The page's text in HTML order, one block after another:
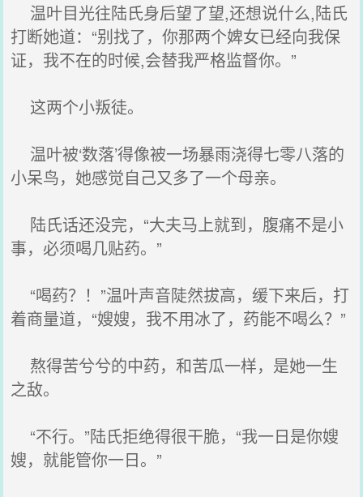
温叶目光往陆氏身后望了望,还想说什么,陆氏
打断她道：“别找了，你那两个婢女已经向我保
证，我不在的时候,会替我严格监督你。”
这两个小叛徒。
温叶被‘数落’得像被一场暴雨浇得七零八落的
小呆鸟，她感觉自己又多了一个母亲。
陆氏话还没完，“大夫马上就到，腹痛不是小
事，必须喝几贴药。”
“喝药？！”温叶声音陡然拔高，缓下来后，打
着商量道，“嫂嫂，我不用冰了，药能不喝么？”
熬得苦兮兮的中药，和苦瓜一样，是她一生
之敌。
“不行。”陆氏拒绝得很干脆，“我一日是你嫂
嫂，就能管你一日。”